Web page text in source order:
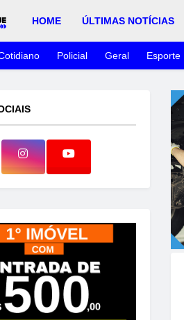
HOME ÚLTIMAS NOTÍCIAS
Policial Geral Esporte